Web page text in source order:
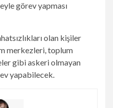
görev yapması
olan kişiler
merkezleri, toplum
gibi askeri olmayan
yapabilecek.